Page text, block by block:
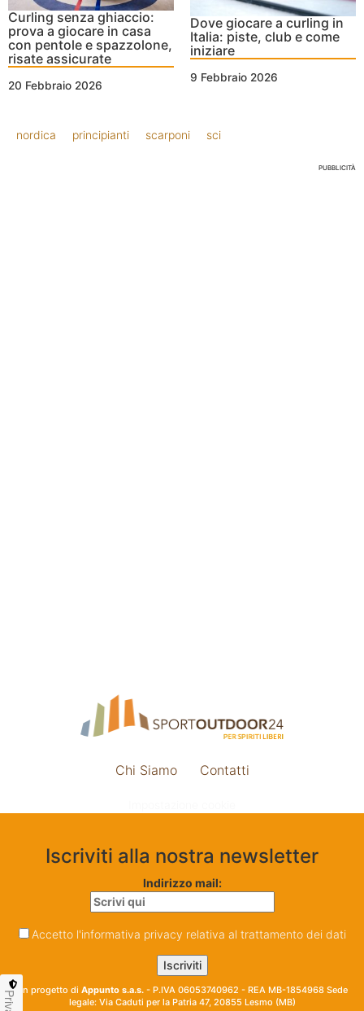
Curling senza ghiaccio:
prova a giocare in casa
con pentole e spazzolone,
risate assicurate
20 Febbraio 2026
Dove giocare a curling in
Italia: piste, club e come
iniziare
9 Febbraio 2026
nordica principianti scarponi sci
PUBBLICITÀ
Chi Siamo Contatti
Iscriviti alla nostra newsletter
Indirizzo mail:
Accetto l'informativa privacy relativa al trattamento dei dati
Un progetto di Appunto s.a.s. - P.IVA 06053740962 - REA MB-1854968 Sede
legale: Via Caduti per la Patria 47, 20855 Lesmo (MB)